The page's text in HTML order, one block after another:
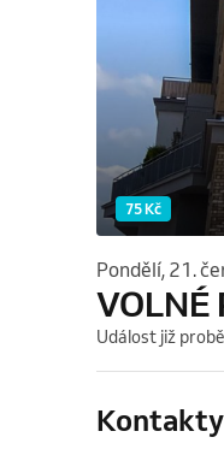
75 Kč
pondělí, 21.
VOLNÉ
Událost již
Kontakty